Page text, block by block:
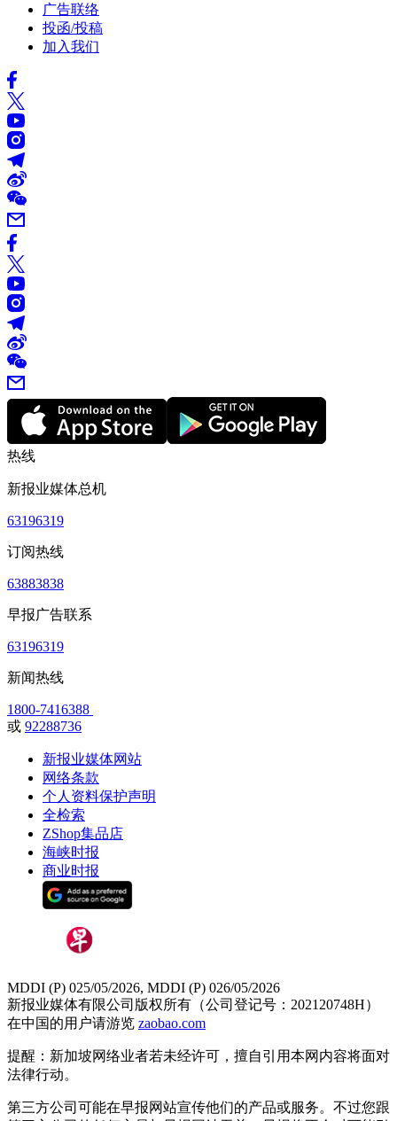
广告联络
投函/投稿
加入我们
热线
新报业媒体总机
63196319
订阅热线
63883838
早报广告联系
63196319
新闻热线
1800-7416388
或 92288736
新报业媒体网站
网络条款
个人资料保护声明
全检索
ZShop集品店
海峡时报
商业时报
MDDI (P) 025/05/2026, MDDI (P) 026/05/2026
新报业媒体有限公司版权所有（公司登记号：202120748H）
在中国的用户请游览 zaobao.com
提醒：新加坡网络业者若未经许可，擅自引用本网内容将面对
法律行动。
第三方公司可能在早报网站宣传他们的产品或服务。不过您跟